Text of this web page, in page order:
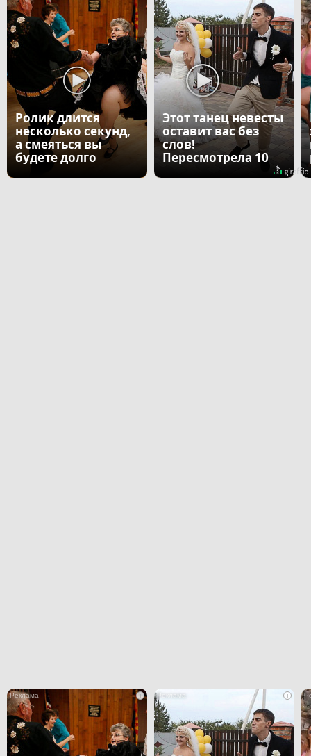
Ролик длится
несколько секунд,
а смеяться вы
будете долго
Этот танец невесты
оставит вас без
слов!
Пересмотрела 10
i i